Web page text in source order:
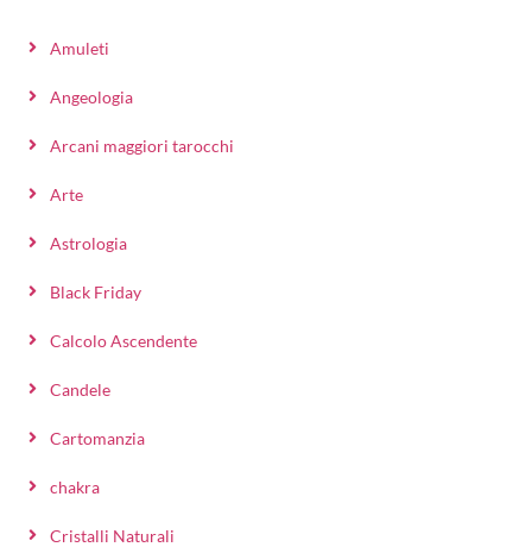
Amuleti
Angeologia
Arcani maggiori tarocchi
Arte
Astrologia
Black Friday
Calcolo Ascendente
Candele
Cartomanzia
chakra
Cristalli Naturali